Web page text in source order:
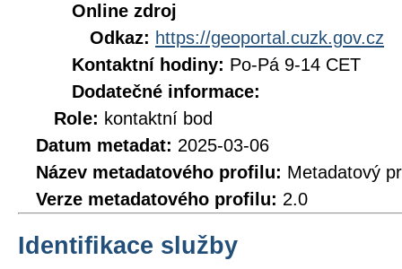
Online zdroj
Odkaz: https://geoportal.cuzk.gov.cz
Kontaktní hodiny: Po-Pá 9-14 CET
Dodatečné informace:
Role: kontaktní bod
Datum metadat: 2025-03-06
Název metadatového profilu: Metadatový
Verze metadatového profilu: 2.0
Identifikace služby